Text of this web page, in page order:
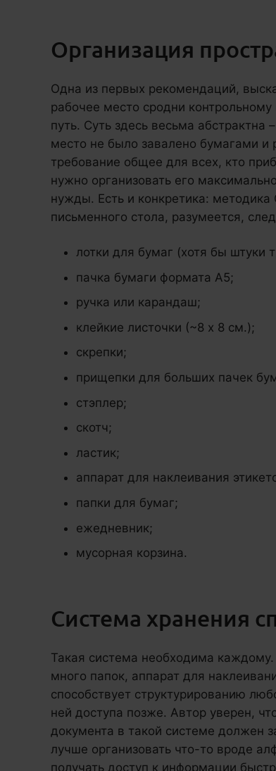
Организация
Одна из первых рекомендаций,
рабочее место сродни
путь. Суть здесь весьма
место не было завалено бумагами
требование общее для всех, кто
нужно организовать его
нужды. Есть и конкретика:
письменного стола, разумеется,
лотки для бумаг (хотя бы штуки
пачка бумаги формата А5;
ручка или карандаш;
клейкие листочки (~8 x 8 см.);
скрепки;
прищепки для больших пачек
стэплер;
скотч;
ластик;
аппарат для наклеивания
папки для бумаг;
ежедневник;
мусорная корзина.
Система хранения
Такая система необходима
много папок, аппарат для
способствует структурированию
ней доступа позже. Автор уверен,
документа в такой системе должен
лучше организовать что-то вроде
получать доступ к информации